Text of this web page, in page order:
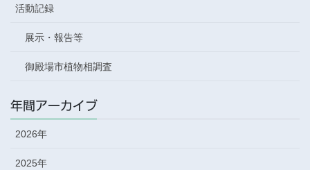
活動記録
展示・報告等
御殿場市植物相調査
年間アーカイブ
2026年
2025年